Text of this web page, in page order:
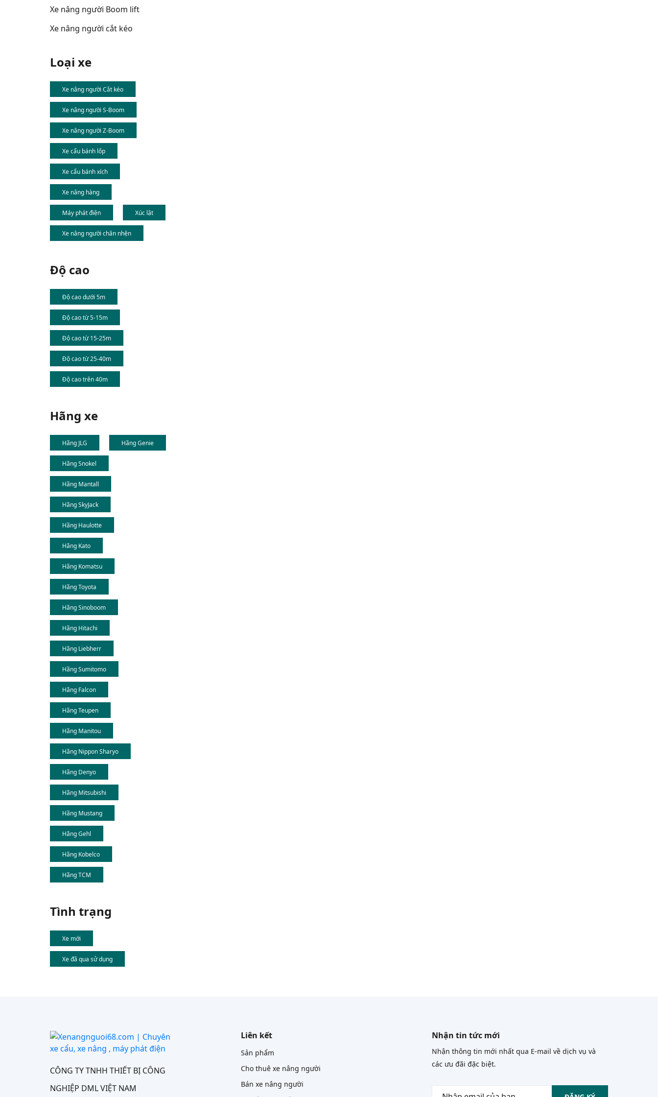
Xe nâng người Boom lift
Xe nâng người cắt kéo
Loại xe
Xe nâng người Cắt kéo
Xe nâng người S-Boom
Xe nâng người Z-Boom
Xe cẩu bánh lốp
Xe cẩu bánh xích
Xe nâng hàng
Máy phát điện Xúc lật
Xe nâng người chân nhện
Độ cao
Độ cao dưới 5m
Độ cao từ 5-15m
Độ cao từ 15-25m
Độ cao từ 25-40m
Độ cao trên 40m
Hãng xe
Hãng JLG Hãng Genie
Hãng Snokel
Hãng Mantall
Hãng SkyJack
Hãng Haulotte
Hãng Kato
Hãng Komatsu
Hãng Toyota
Hãng Sinoboom
Hãng Hitachi
Hãng Liebherr
Hãng Sumitomo
Hãng Falcon
Hãng Teupen
Hãng Manitou
Hãng Nippon Sharyo
Hãng Denyo
Hãng Mitsubishi
Hãng Mustang
Hãng Gehl
Hãng Kobelco
Hãng TCM
Tình trạng
Xe mới
Xe đã qua sử dụng
CÔNG TY TNHH THIẾT BỊ CÔNG
NGHIỆP DML VIỆT NAM
Liên kết
Sản phẩm
Cho thuê xe nâng người
Bán xe nâng người
Nhận tin tức mới
Nhận thông tin mới nhất qua E-mail về dịch vụ và
các ưu đãi đặc biệt.